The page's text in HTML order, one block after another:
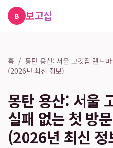
B 보고십
홈 / 몽탄 용산: 서울 고깃집 랜드
(2026년 최신 정보)
몽탄 용산: 서울
실패 없는 첫 방
(2026년 최신 정